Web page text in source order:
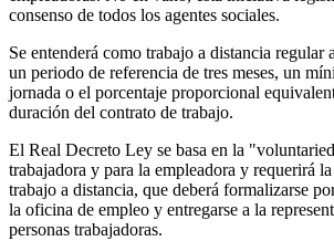
consenso de todos los agentes sociales.
Se entenderá como trabajo a distancia regular
un periodo de referencia de tres meses, un
jornada o el porcentaje proporcional
duración del contrato de trabajo.
El Real Decreto Ley se basa en la
trabajadora y para la empleadora y requerirá
trabajo a distancia, que deberá formalizarse
la oficina de empleo y entregarse a la
personas trabajadoras.